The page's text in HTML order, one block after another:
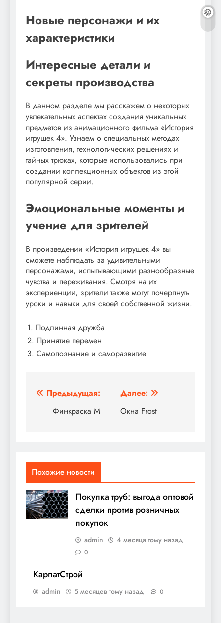
Новые персонажи и их
характеристики
Интересные детали и
секреты производства
В данном разделе мы расскажем о некоторых
увлекательных аспектах создания уникальных
предметов из анимационного фильма «История
игрушек 4». Узнаем о специальных методах
изготовления, технологических решениях и
тайных трюках, которые использовались при
создании коллекционных объектов из этой
популярной серии.
Эмоциональные моменты и
учение для зрителей
В произведении «История игрушек 4» вы
сможете наблюдать за удивительными
персонажами, испытывающими разнообразные
чувства и переживания. Смотря на их
экспериенции, зрители также могут почерпнуть
уроки и навыки для своей собственной жизни.
1. Подлинная дружба
2. Принятие перемен
3. Самопознание и саморазвитие
Навигация
Предыдущая:
Финкраска М
Далее:
Окна Frost
Похожие новости
Покупка труб: выгода оптовой
сделки против розничных
покупок
admin 4 месяца тому назад
0
КарпатСтрой
admin 5 месяцев тому назад 0